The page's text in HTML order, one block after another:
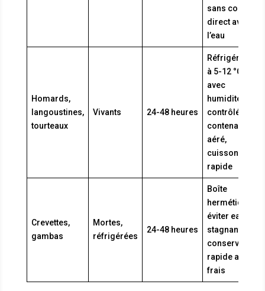
sans contact
direct avec
l’eau
Homards,
langoustines,
tourteaux
Vivants 24-48 heures
Réfrigération
à 5-12 °C
avec
humidité
contrôlée,
contenant
aéré,
cuisson
rapide
Crevettes,
gambas
Mortes,
réfrigérées
24-48 heures
Boîte
hermétique,
éviter eau
stagnante,
conservation
rapide au
frais